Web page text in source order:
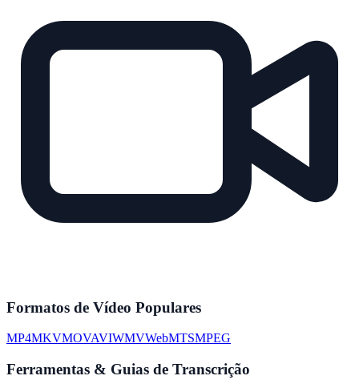
Formatos de Vídeo Populares
MP4MKVMOVAVIWMVWebMTSMPEG
Ferramentas & Guias de Transcrição